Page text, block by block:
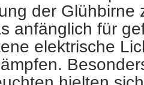
der Glühbirne
anfänglich für
elektrische